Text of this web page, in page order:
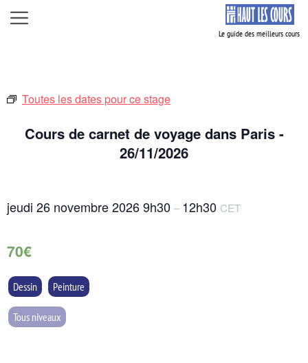
Aller
au
Menu
Toutes les dates pour ce stage
Cours de carnet de voyage dans Paris -
26/11/2026
jeudi 26 novembre 20269h30 – 12h30 CET
70€
Dessin Peinture
Tous niveaux